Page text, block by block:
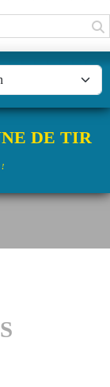
DE TIR
!